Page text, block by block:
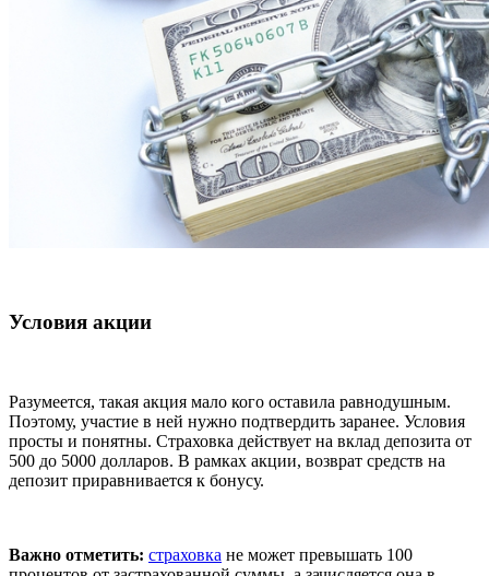
Условия акции
Разумеется, такая акция мало кого оставила равнодушным.
Поэтому, участие в ней нужно подтвердить заранее. Условия
просты и понятны. Страховка действует на вклад депозита от
500 до 5000 долларов. В рамках акции, возврат средств на
депозит приравнивается к бонусу.
Важно отметить: страховка не может превышать 100